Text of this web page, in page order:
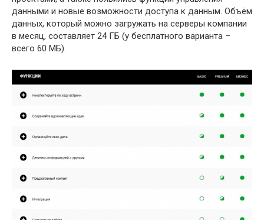
данными и новые возможности доступа к данным. Объём
данных, который можно загружать на серверы компании
в месяц, составляет 24 ГБ (у бесплатного варианта –
всего 60 МБ).